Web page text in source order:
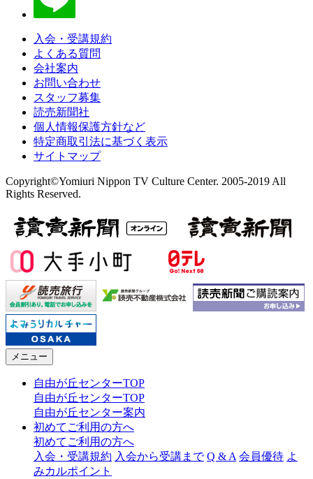
入会・受講規約
よくある質問
会社案内
お問い合わせ
スタッフ募集
読売新聞社
個人情報保護方針など
特定商取引法に基づく表示
サイトマップ
Copyright©Yomiuri Nippon TV Culture Center. 2005-2019 All
Rights Reserved.
メニュー
自由が丘センターTOP
自由が丘センターTOP
自由が丘センター案内
初めてご利用の方へ
初めてご利用の方へ
入会・受講規約 入会から受講まで Q & A 会員優待 よ
みカルポイント